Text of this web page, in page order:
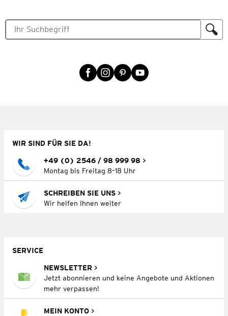
WIR SIND FÜR SIE DA!
+49 (0) 2546 / 98 999 98
Montag bis Freitag 8–18 Uhr
SCHREIBEN SIE UNS
Wir helfen Ihnen weiter
SERVICE
NEWSLETTER
Jetzt abonnieren und keine Angebote und Aktionen
mehr verpassen!
MEIN KONTO